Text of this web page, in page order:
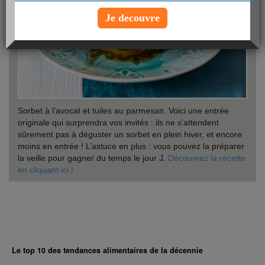
Sorbet à l’avocat et tuiles au parmesan. Voici une entrée
originale qui surprendra vos invités : ils ne s’attendent
sûrement pas à déguster un sorbet en plein hiver, et encore
moins en entrée ! L’astuce en plus : vous pouvez la préparer
la veille pour gagner du temps le jour J. Découvrez la recette
en cliquant ici !
Le top 10 des tendances alimentaires de la décennie
Je decouvre